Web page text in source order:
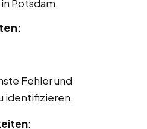
Potsdam.
Fehler und
identifizieren.
: